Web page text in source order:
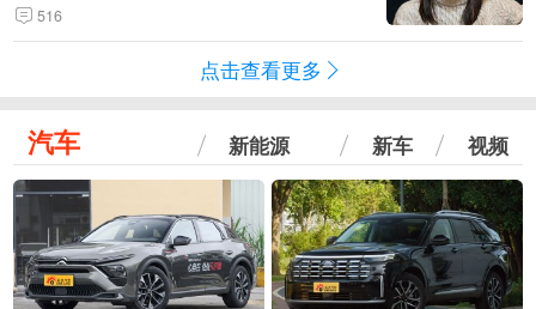
516
点击查看更多
汽车 新能源 新车 视频